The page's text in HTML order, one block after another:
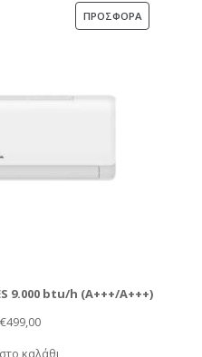
€549,00.
ΠΡΟΣΦΟΡΆΠΡΟΪΌΝ
9.000 btu/h (Α+++/A+++)
Original
€499,00Η
καλάθι